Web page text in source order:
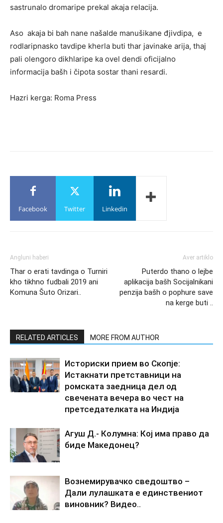
sastrunalo dromaripe prekal akaja relacija.
Aso akaja bi bah nane našalde manušikane đjivdipa, e
rodlaripnasko tavdipe kherla buti thar javinake arija, thaj
pali olengoro dikhlaripe ka ovel dendi oficijalno
informacija bašh i čipota sostar thani resardi.
Hazri kerga: Roma Press
Facebook Twitter Linkedin
Angluni haberi
Thar o erati tavdinga o Turniri
kho tikhno fudbali 2019 ani
Komuna Šuto Orizari..
Aver artiklo
Puterdo thano o lejbe
aplikacija bašh Socijalnikani
penzija bašh o pophure save
na kerge buti ..
RELATED ARTICLES MORE FROM AUTHOR
Историски прием во Скопје:
Истакнати претставници на
ромската заедница дел од
свечената вечера во чест на
претседателката на Индија
Агуш Д.- Колумна: Кој има право да
биде Македонец?
Вознемирувачко сведоштво –
Дали лулашката е единствениот
виновник? Видео..